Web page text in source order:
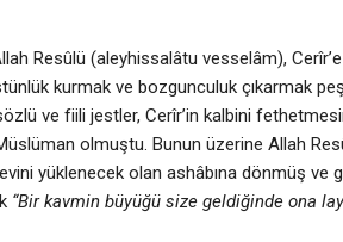
Resûlü (aleyhissalâtu vesselâm),
kurmak ve bozgunculuk çıkarmak
ve fiili jestler, Cerîr’in kalbini
olmuştu. Bunun üzerine Allah
yüklenecek olan ashâbına dönmüş ve
“Bir kavmin büyüğü size geldiğinde ona